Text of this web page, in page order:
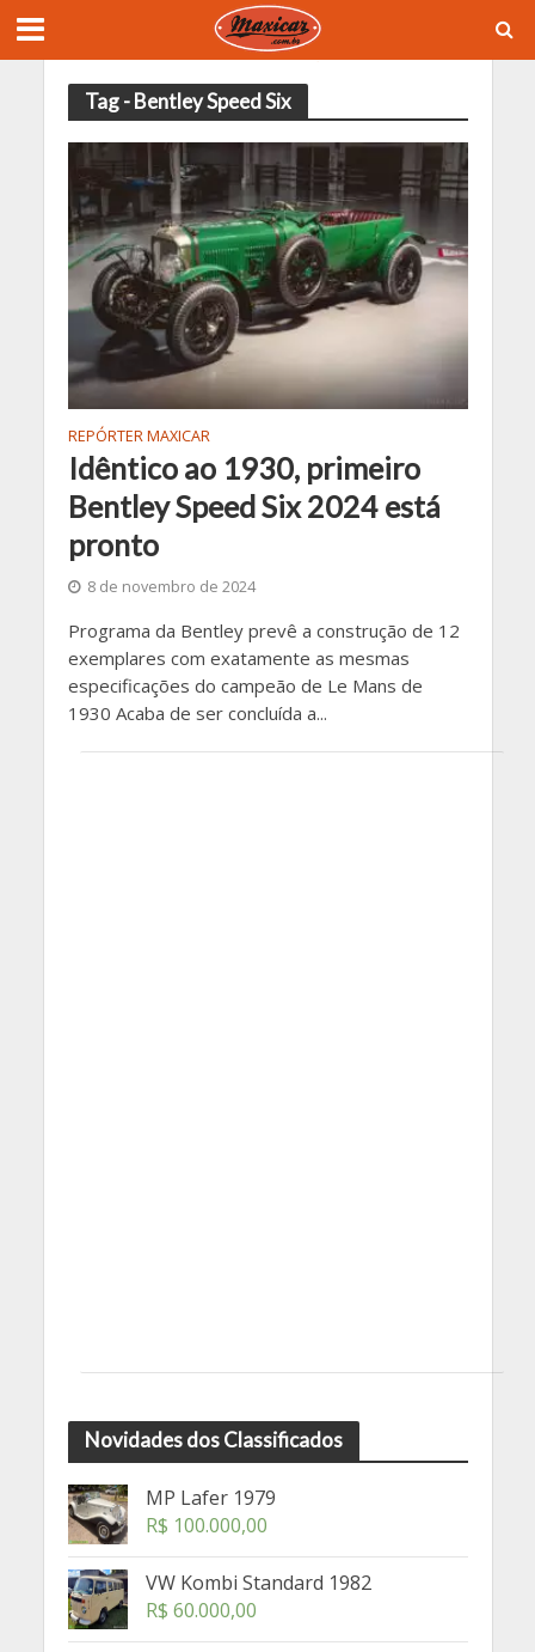
Tag - Bentley Speed Six
REPÓRTER MAXICAR
Idêntico ao 1930, primeiro
Bentley Speed Six 2024 está
pronto
8 de novembro de 2024
Programa da Bentley prevê a construção de 12
exemplares com exatamente as mesmas
especificações do campeão de Le Mans de
1930 Acaba de ser concluída a...
Novidades dos Classificados
MP Lafer 1979
R$ 100.000,00
VW Kombi Standard 1982
R$ 60.000,00